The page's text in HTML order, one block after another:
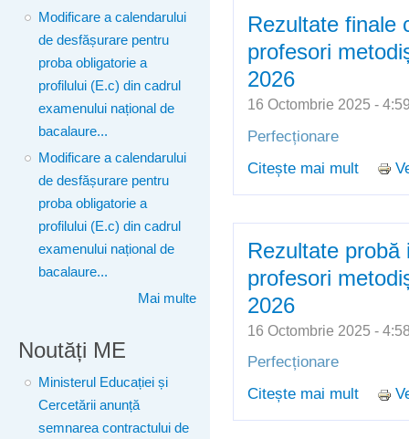
Modificare a calendarului
de desfășurare pentru
proba obligatorie a
profilului (E.c) din cadrul
examenului național de
bacalaure...
Modificare a calendarului
de desfășurare pentru
proba obligatorie a
profilului (E.c) din cadrul
examenului național de
bacalaure...
Mai multe
Noutăți ME
Ministerul Educației și
Cercetării anunță
semnarea contractului de
Rezultate finale
profesori
2026
16 Octombrie 2025 -
Perfecționare
Citește mai mult
Rezultate
profesori
2026
16 Octombrie 2025 -
Perfecționare
Citește mai mult